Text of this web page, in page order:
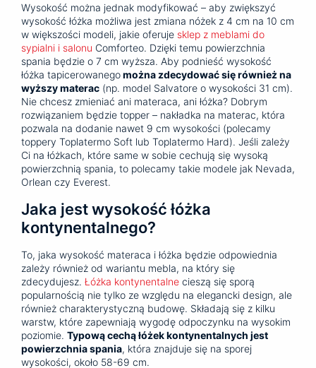
Wysokość można jednak modyfikować – aby zwiększyć
wysokość łóżka możliwa jest zmiana nóżek z 4 cm na 10 cm
w większości modeli, jakie oferuje sklep z meblami do
sypialni i salonu Comforteo. Dzięki temu powierzchnia
spania będzie o 7 cm wyższa. Aby podnieść wysokość
łóżka tapicerowanegomożna zdecydować się również na
wyższy materac (np. model Salvatore o wysokości 31 cm).
Nie chcesz zmieniać ani materaca, ani łóżka? Dobrym
rozwiązaniem będzie topper – nakładka na materac, która
pozwala na dodanie nawet 9 cm wysokości (polecamy
toppery Toplatermo Soft lub Toplatermo Hard). Jeśli zależy
Ci na łóżkach, które same w sobie cechują się wysoką
powierzchnią spania, to polecamy takie modele jak Nevada,
Orlean czy Everest.
Jaka jest wysokość łóżka
kontynentalnego?
To, jaka wysokość materaca i łóżka będzie odpowiednia
zależy również od wariantu mebla, na który się
zdecydujesz. Łóżka kontynentalne cieszą się sporą
popularnością nie tylko ze względu na elegancki design, ale
również charakterystyczną budowę. Składają się z kilku
warstw, które zapewniają wygodę odpoczynku na wysokim
poziomie. Typową cechą łóżek kontynentalnych jest
powierzchnia spania, która znajduje się na sporej
wysokości, około 58-69 cm.